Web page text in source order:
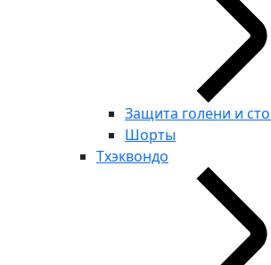
Защита голени и
Шорты
Тхэквондо